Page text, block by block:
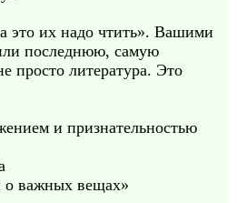
это их надо чтить». Вашими
последнюю, самую
просто литература. Это
и признательностью
о важных вещах»